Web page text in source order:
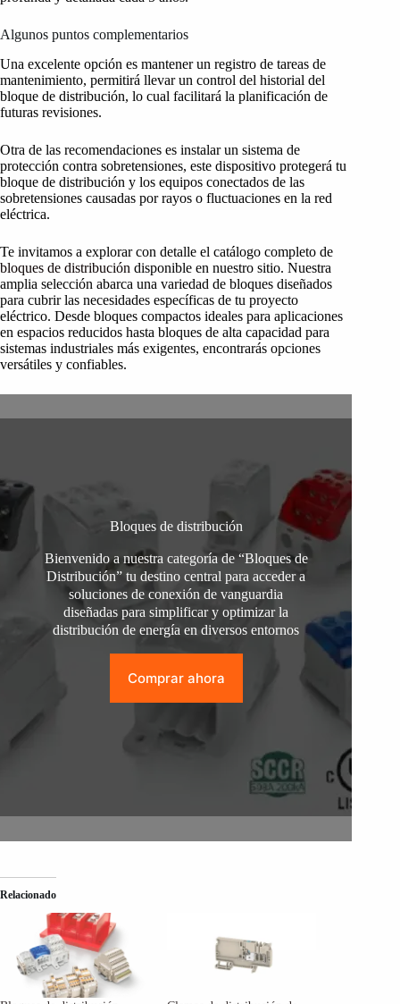
Algunos puntos complementarios
Una excelente opción es mantener un registro de tareas de
mantenimiento, permitirá llevar un control del historial del
bloque de distribución, lo cual facilitará la planificación de
futuras revisiones.
Otra de las recomendaciones es instalar un sistema de
protección contra sobretensiones, este dispositivo protegerá tu
bloque de distribución y los equipos conectados de las
sobretensiones causadas por rayos o fluctuaciones en la red
eléctrica.
Te invitamos a explorar con detalle el catálogo completo de
bloques de distribución disponible en nuestro sitio. Nuestra
amplia selección abarca una variedad de bloques diseñados
para cubrir las necesidades específicas de tu proyecto
eléctrico. Desde bloques compactos ideales para aplicaciones
en espacios reducidos hasta bloques de alta capacidad para
sistemas industriales más exigentes, encontrarás opciones
versátiles y confiables.
Bloques de distribución
Bienvenido a nuestra categoría de “Bloques de
Distribución” tu destino central para acceder a
soluciones de conexión de vanguardia
diseñadas para simplificar y optimizar la
distribución de energía en diversos entornos
Comprar ahora
Relacionado